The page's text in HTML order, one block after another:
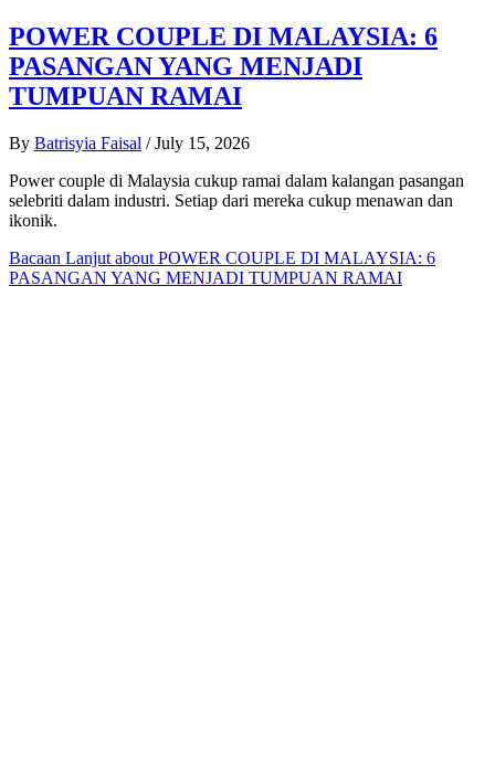
POWER COUPLE DI MALAYSIA: 6
PASANGAN YANG MENJADI
TUMPUAN RAMAI
By Batrisyia Faisal / July 15, 2026
Power couple di Malaysia cukup ramai dalam kalangan pasangan
selebriti dalam industri. Setiap dari mereka cukup menawan dan
ikonik.
Bacaan Lanjut about POWER COUPLE DI MALAYSIA: 6
PASANGAN YANG MENJADI TUMPUAN RAMAI